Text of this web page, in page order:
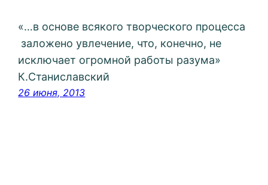
«…в основе всякого творческого процесса
заложено увлечение, что, конечно, не
исключает огромной работы разума»
К.Станиславский
26 июня, 2013